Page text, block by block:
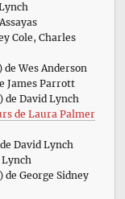
Cole, Charles
de Wes Anderson
James Parrott
de David Lynch
de Laura Palmer
David Lynch
de George Sidney